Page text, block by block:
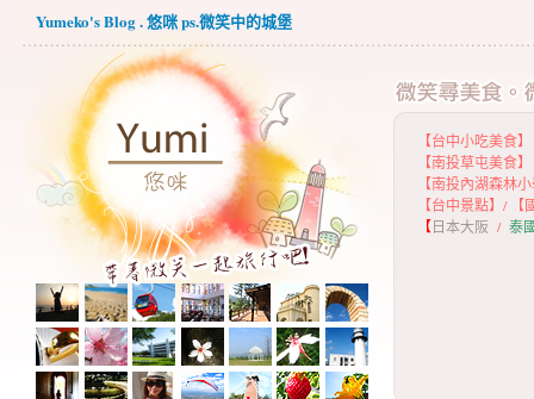
Yumeko's Blog . 悠咪 ps.微笑中的城堡
【台中小吃美食】
【南投草屯美食】
【南投內湖森林
【台中景點】 /
【日本大阪 / 泰